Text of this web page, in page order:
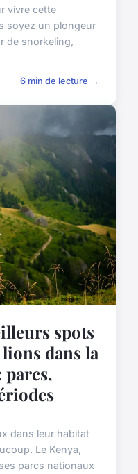
vivre cette
soyez un plongeur
de snorkeling,
6 min de lecture →
spots
dans la
parcs,
dans leur habitat
Le Kenya,
parcs nationaux